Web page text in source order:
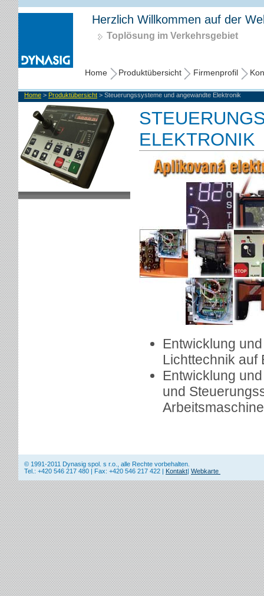
Herzlich Willkommen auf der
Toplösung im Verkehrsgebiet
Home Produktübersicht Firmenprofil
Home > Produktübersicht > Steuerungssysteme und angewandte Elektronik
ELEKTRONIK
Entwicklung
Lichttechnik auf
Entwicklung
und
© 1991-2011 Dynasig spol. s r.o., alle Rechte vorbehalten.
Tel.: +420 546 217 480 | Fax: +420 546 217 422 | Kontakt| Webkarte